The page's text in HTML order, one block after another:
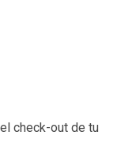
check-out de tu